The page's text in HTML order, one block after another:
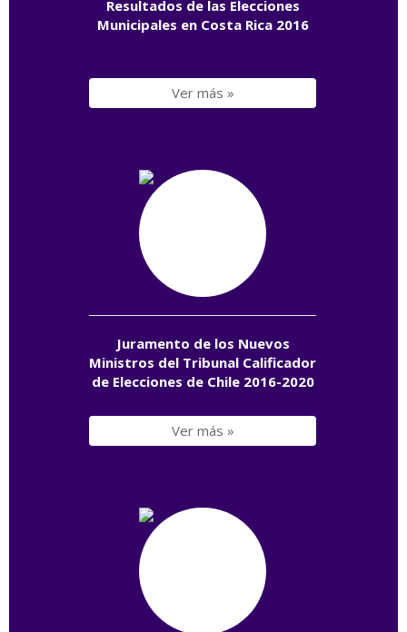
Resultados de las Elecciones
Municipales en Costa Rica 2016
Ver más »
Juramento de los Nuevos
Ministros del Tribunal Calificador
de Elecciones de Chile 2016-2020
Ver más »